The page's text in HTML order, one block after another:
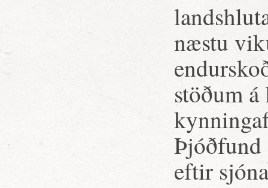
næstu
stöðum
Þjóðfund
eftir